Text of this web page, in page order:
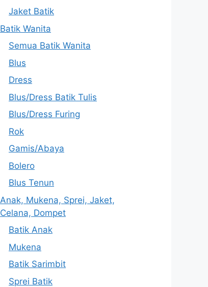
Jaket Batik
Batik Wanita
Semua Batik Wanita
Blus
Dress
Blus/Dress Batik Tulis
Blus/Dress Furing
Rok
Gamis/Abaya
Bolero
Blus Tenun
Anak, Mukena, Sprei, Jaket,
Celana, Dompet
Batik Anak
Mukena
Batik Sarimbit
Sprei Batik